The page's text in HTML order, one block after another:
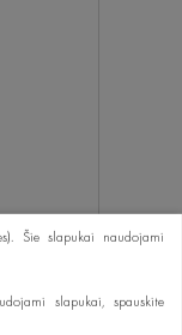
Šie slapukai naudojami
slapukai, spauskite